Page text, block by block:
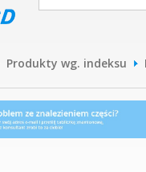
Produkty wg. indeksu